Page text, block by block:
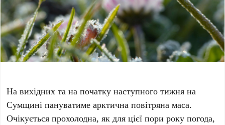
На вихідних та на початку наступного тижня на
Сумщині пануватиме арктична повітряна маса.
Очікується прохолодна, як для цієї пори року погода,